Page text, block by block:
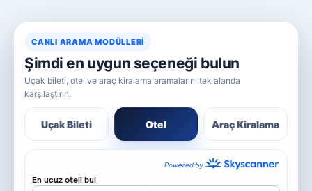
CANLI ARAMA MODÜLLERI
Şimdi en uygun seçeneği bulun
Uçak bileti, otel ve araç kiralama aramalarını tek alanda
karşılaştırın.
Uçak Bileti Otel Araç Kiralama